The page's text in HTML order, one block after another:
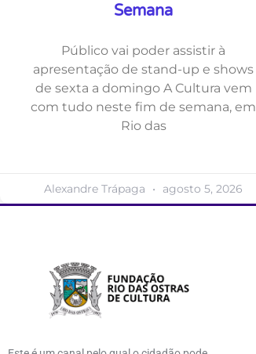
Semana
Público vai poder assistir à
apresentação de stand-up e shows
de sexta a domingo A Cultura vem
com tudo neste fim de semana, em
Rio das
Alexandre Trápaga agosto 5, 2026